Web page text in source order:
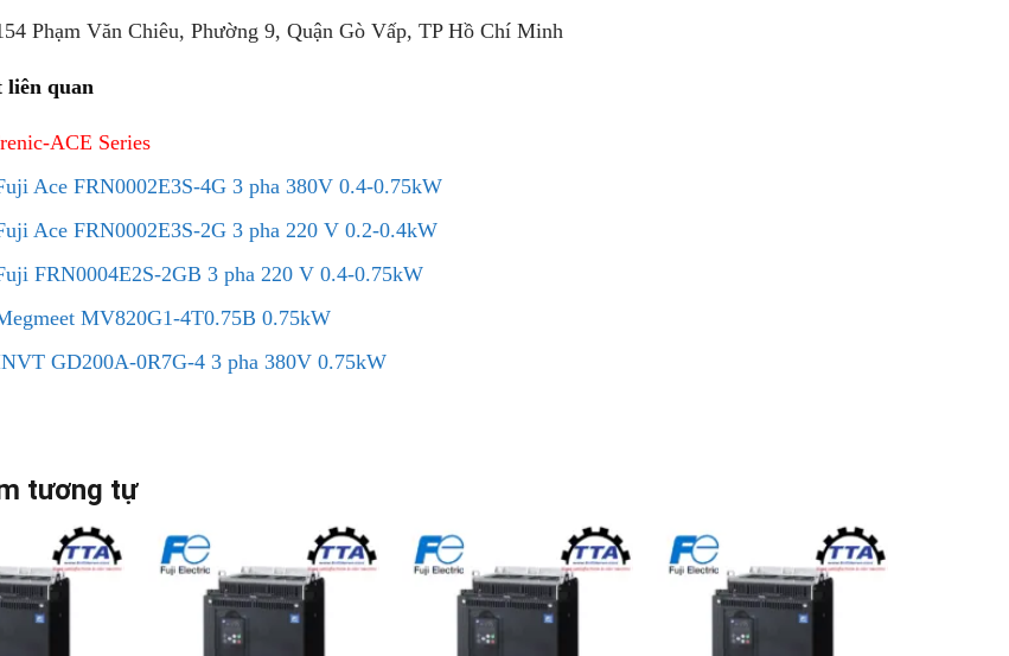
Phạm Văn Chiêu, Phường 9, Quận Gò Vấp, TP Hồ Chí Minh
liên quan
ACE Series
Ace FRN0002E3S-4G 3 pha 380V 0.4-0.75kW
Ace FRN0002E3S-2G 3 pha 220 V 0.2-0.4kW
FRN0004E2S-2GB 3 pha 220 V 0.4-0.75kW
MV820G1-4T0.75B 0.75kW
GD200A-0R7G-4 3 pha 380V 0.75kW
tương tự